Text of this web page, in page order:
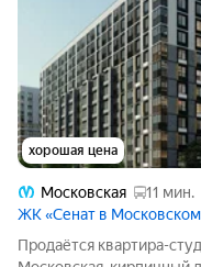
хорошая цена
Московская
11 мин.
ЖК «Сенат в
Продаётся квартира-